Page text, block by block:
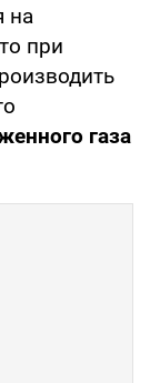
на
при
газа